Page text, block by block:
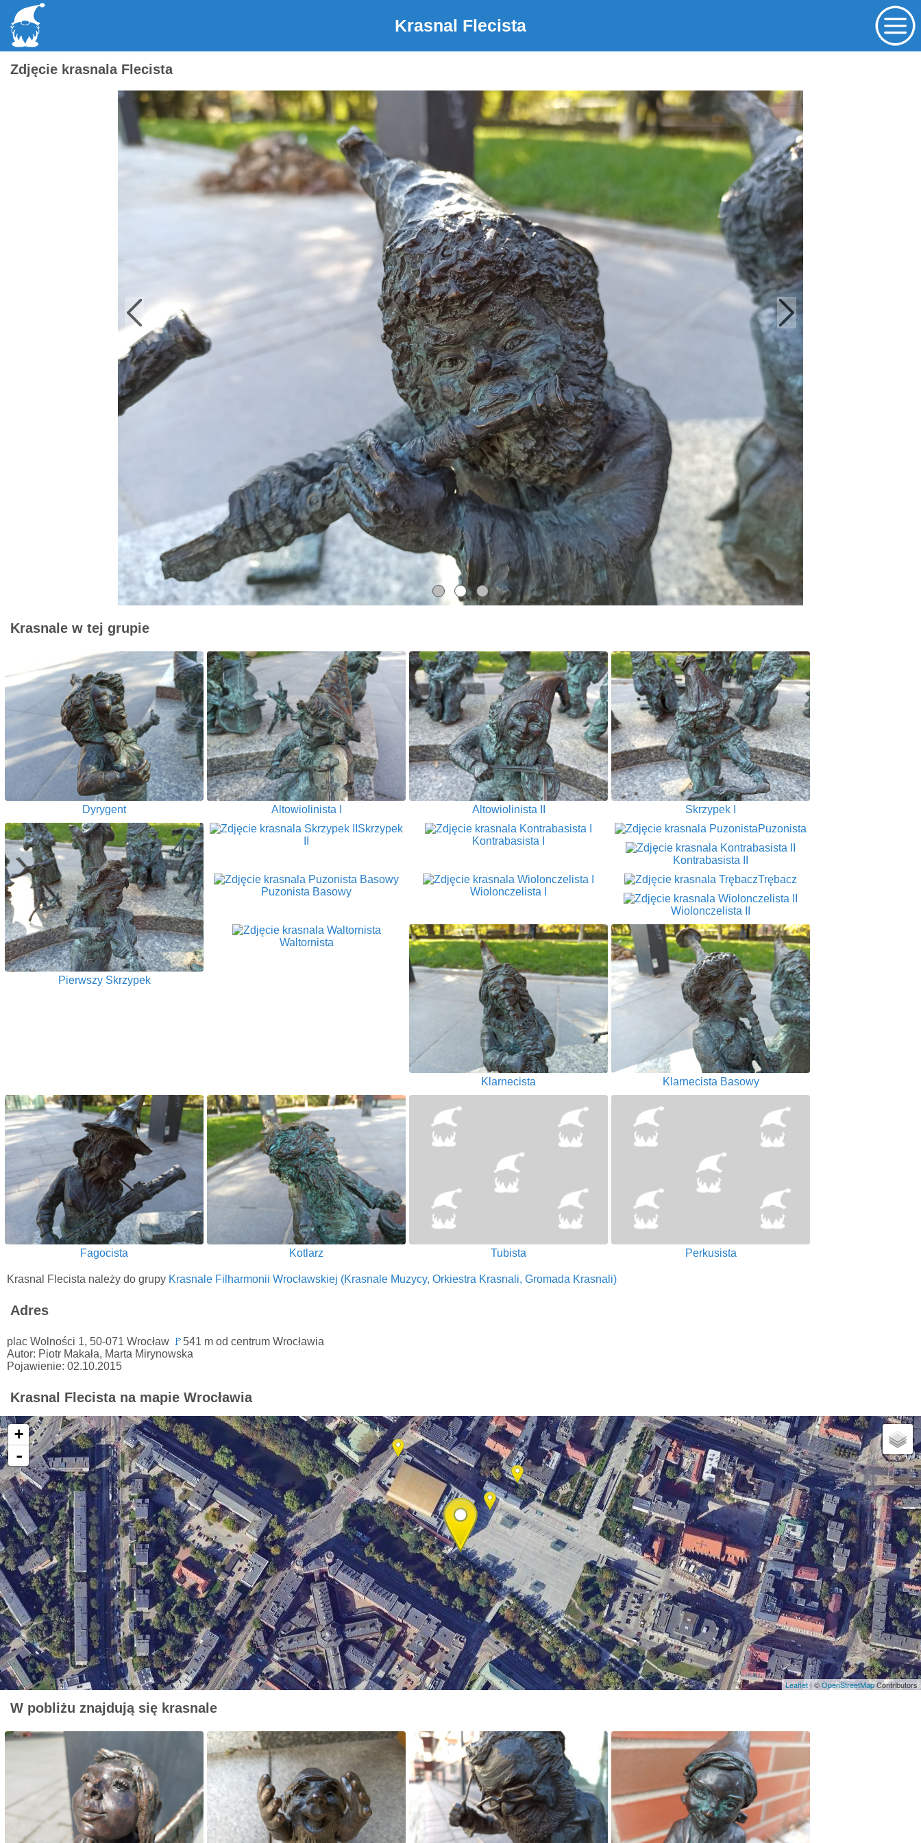
Krasnal Flecista
Zdjęcie krasnala Flecista
Krasnale w tej grupie
Dyrygent Altowiolinista I Altowiolinista II Skrzypek I
Pierwszy Skrzypek
Skrzypek
Kontrabasista I
Puzonista
Kontrabasista II
Puzonista Basowy Wiolonczelista I
Trębacz
Wiolonczelista II
Waltornista
Klarnecista Klarnecista Basowy
Fagocista Kotlarz Tubista Perkusista
Krasnal Flecista należy do grupy Krasnale Filharmonii Wrocławskiej (Krasnale Muzycy, Orkiestra Krasnali, Gromada Krasnali)
Adres
plac Wolności 1, 50-071 Wrocław 🚩 541 m od centrum Wrocławia
Autor: Piotr Makała, Marta Mirynowska
Pojawienie: 02.10.2015
Krasnal Flecista na mapie Wrocławia
+
-
Leaflet| ©OpenStreetMapContributors
W pobliżu znajdują się krasnale